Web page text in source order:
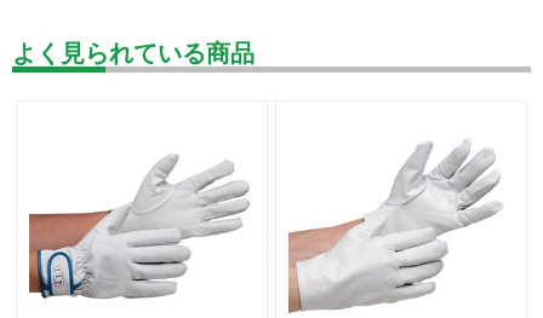
よく見られている商品